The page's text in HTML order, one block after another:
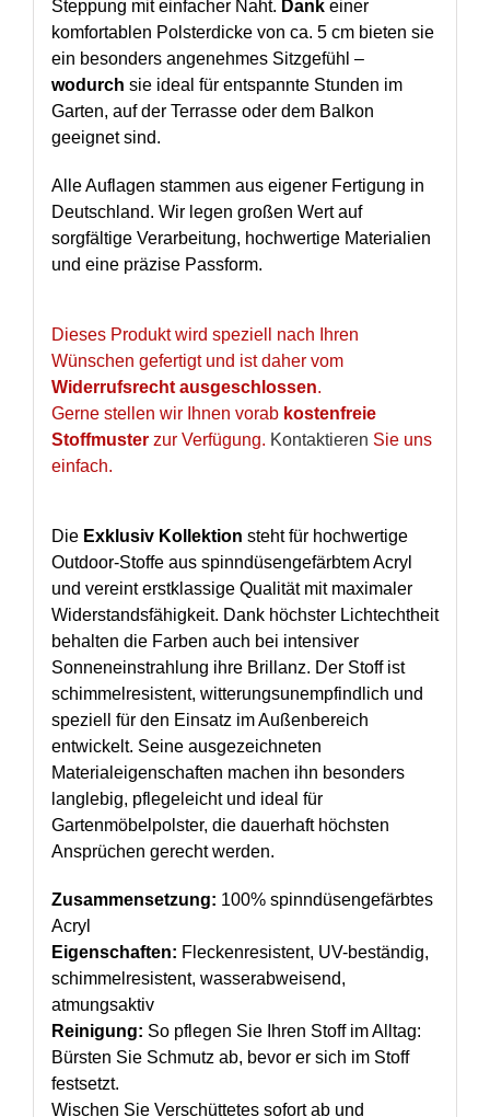
Steppung mit einfacher Naht. Dankeiner
komfortablen Polsterdicke von ca. 5 cm bieten sie
ein besonders angenehmes Sitzgefühl –
wodurch sie ideal für entspannte Stunden im
Garten, auf der Terrasse oder dem Balkon
geeignet sind.
Alle Auflagen stammen aus eigener Fertigung in
Deutschland. Wir legen großen Wert auf
sorgfältige Verarbeitung, hochwertige Materialien
und eine präzise Passform.
Dieses Produkt wird speziell nach Ihren
Wünschen gefertigt und ist daher vom
Widerrufsrecht ausgeschlossen.
Gerne stellen wir Ihnen vorab kostenfreie
Stoffmusterzur Verfügung. Kontaktieren Sie uns
einfach.
Die Exklusiv Kollektion steht für hochwertige
Outdoor-Stoffe aus spinndüsengefärbtem Acryl
und vereint erstklassige Qualität mit maximaler
Widerstandsfähigkeit. Dank höchster Lichtechtheit
behalten die Farben auch bei intensiver
Sonneneinstrahlung ihre Brillanz. Der Stoff ist
schimmelresistent, witterungsunempfindlich und
speziell für den Einsatz im Außenbereich
entwickelt. Seine ausgezeichneten
Materialeigenschaften machen ihn besonders
langlebig, pflegeleicht und ideal für
Gartenmöbelpolster, die dauerhaft höchsten
Ansprüchen gerecht werden.
Zusammensetzung: 100% spinndüsengefärbtes
Acryl
Eigenschaften: Fleckenresistent, UV-beständig,
schimmelresistent, wasserabweisend,
atmungsaktiv
Reinigung: So pflegen Sie Ihren Stoff im Alltag:
Bürsten Sie Schmutz ab, bevor er sich im Stoff
festsetzt.
Wischen Sie Verschüttetes sofort ab und